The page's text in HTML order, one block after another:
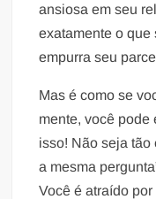
ansiosa em seu
exatamente o que
empurra seu
Mas é como se
mente, você pode
isso! Não seja tão
a mesma
Você é atraído